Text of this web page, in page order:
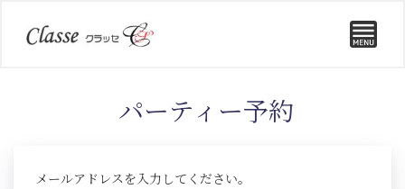
パーティー予約
メールアドレスを入力してください。